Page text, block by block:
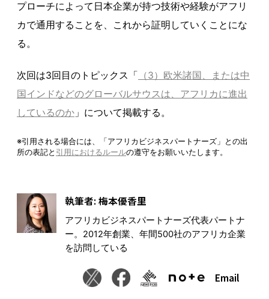
プローチによって日本企業が持つ技術や経験がアフリ
カで通用することを、これから証明していくことにな
る。
次回は3回目のトピックス「
（3）欧米諸国、または中
国インドなどのグローバルサウスは、アフリカに進出
しているのか 」について掲載する。
※引用される場合には、「アフリカビジネスパートナーズ」との出
所の表記と 引用におけるルールの遵守をお願いいたします。
執筆者: 梅本優香里
アフリカビジネスパートナーズ代表パートナ
ー。2012年創業、年間500社のアフリカ企業
を訪問している
Email